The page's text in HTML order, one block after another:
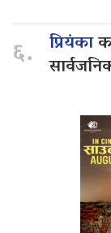
६. प्रियंका